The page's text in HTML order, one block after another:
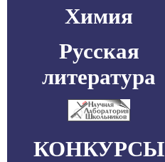
Химия
Русская
литература
КОНКУРСЫ